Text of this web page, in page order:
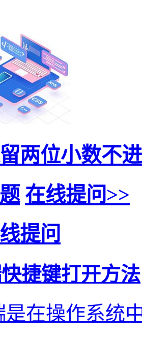
两位小数不
在线提问>>
提问
捷键打开方法
在操作系统